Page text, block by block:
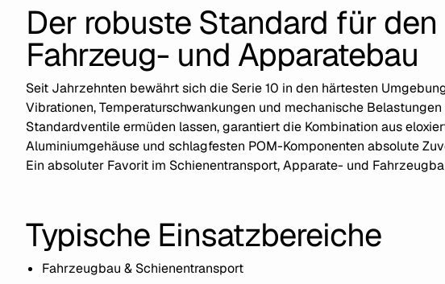
Der robuste Standard für den
Fahrzeug- und Apparatebau
Seit Jahrzehnten bewährt sich die Serie 10 in den härtesten
Vibrationen, Temperaturschwankungen und mechanische Belastungen
Standardventile ermüden lassen, garantiert die Kombination aus
Aluminiumgehäuse und schlagfesten POM-Komponenten absolute
Ein absoluter Favorit im Schienentransport, Apparate- und
Typische Einsatzbereiche
Fahrzeugbau & Schienentransport